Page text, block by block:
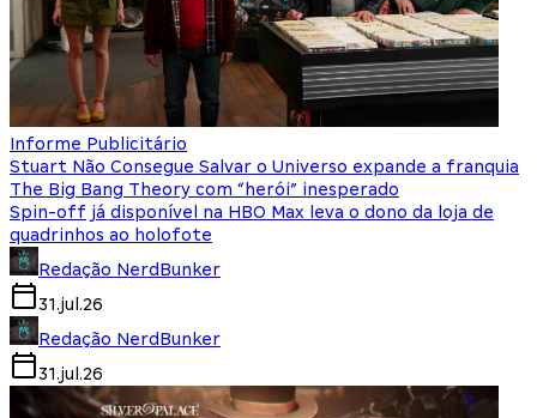
Informe Publicitário
Stuart Não Consegue Salvar o Universo expande a franquia
The Big Bang Theory com “herói” inesperado
Spin-off já disponível na HBO Max leva o dono da loja de
quadrinhos ao holofote
Redação NerdBunker
31.jul.26
Redação NerdBunker
31.jul.26